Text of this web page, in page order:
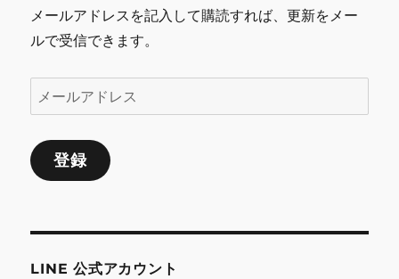
ブ
レ
ト
デ
メールアドレスを記入して購読すれば、更新をメー
ルで受信できます。
ー
ル
ア
ス
登録
LINE 公式アカウント